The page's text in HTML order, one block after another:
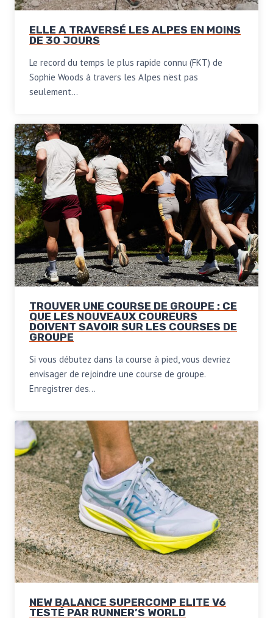
ELLE A TRAVERSÉ LES ALPES EN MOINS
DE 30 JOURS
Le record du temps le plus rapide connu (FKT) de
Sophie Woods à travers les Alpes n’est pas
seulement…
TROUVER UNE COURSE DE GROUPE : CE
QUE LES NOUVEAUX COUREURS
DOIVENT SAVOIR SUR LES COURSES DE
GROUPE
Si vous débutez dans la course à pied, vous devriez
envisager de rejoindre une course de groupe.
Enregistrer des…
NEW BALANCE SUPERCOMP ELITE V6
TESTÉ PAR RUNNER’S WORLD